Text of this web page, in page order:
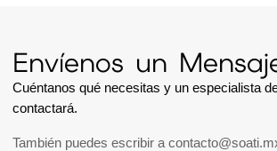
Envíenos un
Cuéntanos qué necesitas y un especialista
contactará.
También puedes escribir a